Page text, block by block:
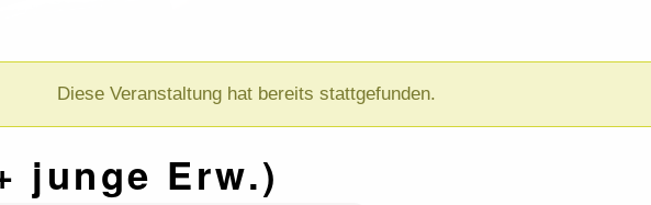
Diese Veranstaltung hat bereits stattgefunden.
junge Erw.)